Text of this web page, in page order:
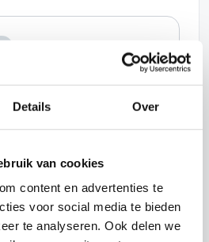
Details Over
van cookies
content en advertenties te
voor social media te bieden
te analyseren. Ook delen we
af aan onze partner in
hetzelfde DNA en
veelal op korte
Ook de
met de cursisten